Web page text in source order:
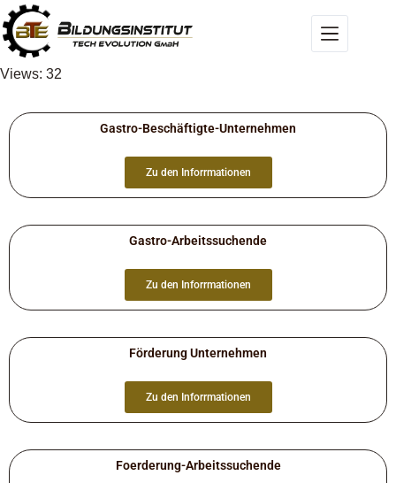
Views: 32
Gastro-Beschäftigte-Unternehmen
Zu den Inforrmationen
Gastro-Arbeitssuchende
Zu den Inforrmationen
Förderung Unternehmen
Zu den Inforrmationen
Foerderung-Arbeitssuchende